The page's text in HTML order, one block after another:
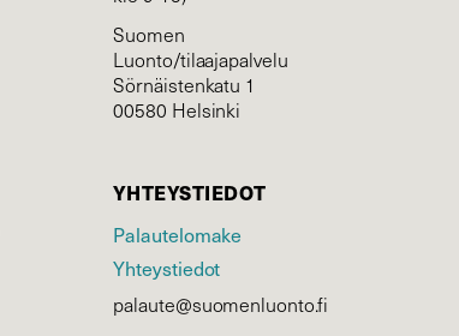
Suomen
Luonto/tilaajapalvelu
Sörnäistenkatu 1
00580 Helsinki
YHTEYSTIEDOT
Palautelomake
Yhteystiedot
palaute@suomenluonto.fi